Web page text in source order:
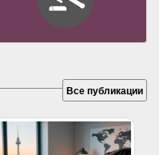
Все публикации